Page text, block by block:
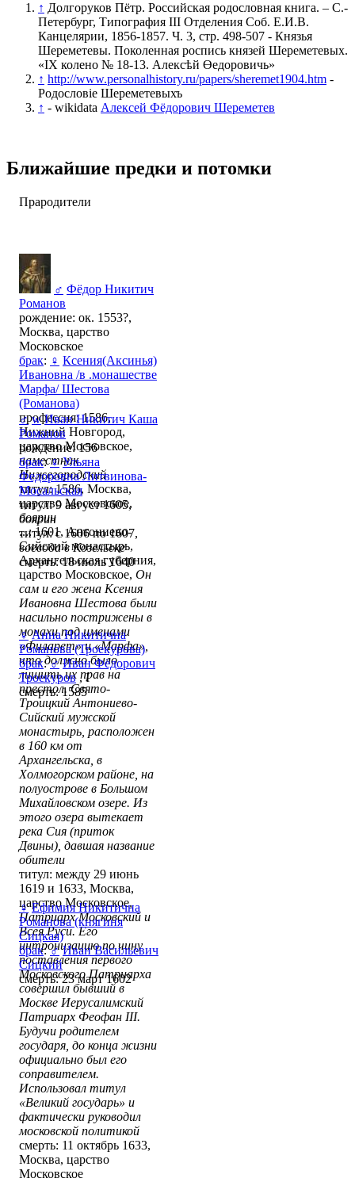
↑ Долгоруков Пётр. Российская родословная книга. – С.-
Петербург, Типография III Отделения Соб. Е.И.В.
Канцелярии, 1856-1857. Ч. 3, стр. 498-507 - Князья
Шереметевы. Поколенная роспись князей Шереметевых.
«IX колено № 18-13. Алексѣй Өедоровичь»
↑ http://www.personalhistory.ru/papers/sheremet1904.htm -
Родословіе Шереметевыхъ
↑ - wikidata Алексей Фёдорович Шереметев
Ближайшие предки и потомки
Прародители
♂ Фёдор Никитич
Романов
рождение: ок. 1553?,
Москва, царство
Московское
брак: ♀ Ксения(Аксинья)
Ивановна /в .монашестве
Марфа/ Шестова
(Романова)
профессия: 1586,
Нижний Новгород,
царство Московское,
наместник
Нижегородский
титул: 1586, Москва,
царство Московское,
боярин
...: 1601, Антониево-
Сийский монастырь,
Архангельская губерния,
царство Московское, Он
сам и его жена Ксения
Ивановна Шестова были
насильно пострижены в
монахи под именами
«Филарет» и «Марфа»,
что должно было
лишить их прав на
престол. Свято-
Троицкий Антониево-
Сийский мужской
монастырь, расположен
в 160 км от
Архангельска, в
Холмогорском районе, на
полуострове в Большом
Михайловском озере. Из
этого озера вытекает
река Сия (приток
Двины), давшая название
обители
титул: между 29 июнь
1619 и 1633, Москва,
царство Московское,
Патриарх Московский и
Всея Руси. Его
интронизацию по чину
поставления первого
Московского Патриарха
совершил бывший в
Москве Иерусалимский
Патриарх Феофан III.
Будучи родителем
государя, до конца жизни
официально был его
соправителем.
Использовал титул
«Великий государь» и
фактически руководил
московской политикой
смерть: 11 октябрь 1633,
Москва, царство
Московское
♂ w Иван Никитич Каша
Романов
рождение: 156
брак:♀ Ульяна
Федоровна Литвинова-
Мосальская
титул: 9 август 1605,
боярин
титул: с 1606 по 1607,
воевода в Козельске
смерть: 18 июль 1640
♀ Анна Никитична
Романова (Троекурова)
брак:♂ Иван Фёдорович
Троекуров, І
смерть: 1585
♀ Ефимия Никитична
Романова (княгиня
Сицкая)
брак:♂ Иван Васильевич
Сицкий
смерть: 23 март 1602